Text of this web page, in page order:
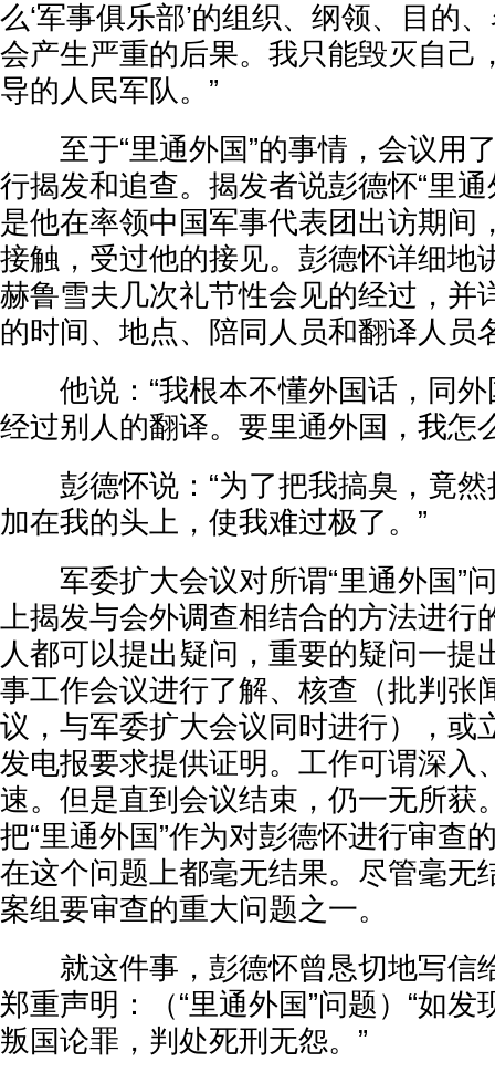
么‘军事俱乐部’的组织、纲领、目的
会产生严重的后果。我只能毁灭自己
导的人民军队。”
至于“里通外国”的事情，会议用
行揭发和追查。揭发者说彭德怀“里
是他在率领中国军事代表团出访期间
接触，受过他的接见。彭德怀详细地
赫鲁雪夫几次礼节性会见的经过，并
的时间、地点、陪同人员和翻译人员
他说：“我根本不懂外国话，同外
经过别人的翻译。要里通外国，我怎
彭德怀说：“为了把我搞臭，竟然
加在我的头上，使我难过极了。”
军委扩大会议对所谓“里通外国”
上揭发与会外调查相结合的方法进行
人都可以提出疑问，重要的疑问一提
事工作会议进行了解、核查（批判张
议，与军委扩大会议同时进行），或
发电报要求提供证明。工作可谓深入
速。但是直到会议结束，仍一无所获
把“里通外国”作为对彭德怀进行审查
在这个问题上都毫无结果。尽管毫无
案组要审查的重大问题之一。
就这件事，彭德怀曾恳切地写信
郑重声明：（“里通外国”问题）“如
叛国论罪，判处死刑无怨。”